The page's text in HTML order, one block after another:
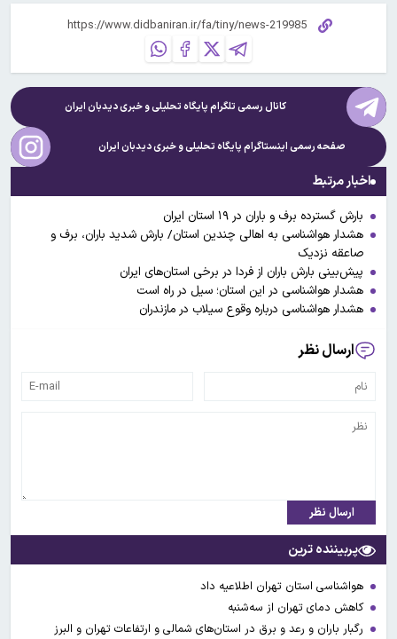
کانال رسمی تلگرام پایگاه تحلیلی و خبریدیدبان ایران
صفحه رسمی اینستاگرام پایگاه تحلیلی و خبریدیدبان ایران
اخبار مرتبط
بارش گسترده برف و باران در ۱۹ استان ایران
هشدار هواشناسی به اهالی چندین استان/ بارش شدید باران، برف و
صاعقه نزدیک
پیش‌بینی بارش باران از فردا در برخی استان‌های ایران
هشدار هواشناسی در این استان؛ سیل در راه است
هشدار هواشناسی درباره وقوع سیلاب در مازندران
ارسال نظر
ارسال نظر
پربیننده ترین
هواشناسی استان تهران اطلاعیه داد
کاهش دمای تهران از سه‌شنبه
رگبار باران و رعد و برق در استان‌های شمالی و ارتفاعات تهران و البرز